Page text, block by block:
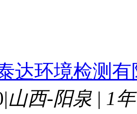
达环境检测
|山西-阳泉 | 1